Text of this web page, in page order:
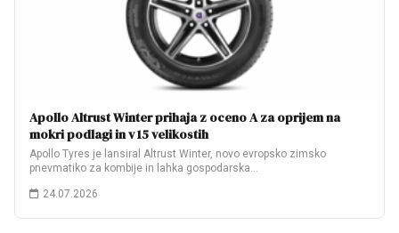
Apollo Altrust Winter prihaja z oceno A za oprijem na
mokri podlagi in v 15 velikostih
Apollo Tyres je lansiral Altrust Winter, novo evropsko zimsko
pnevmatiko za kombije in lahka gospodarska…
24.07.2026